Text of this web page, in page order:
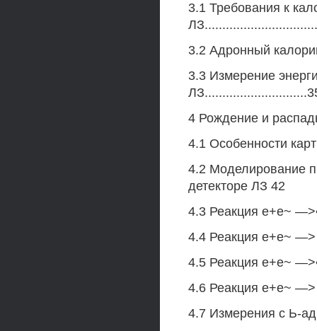
3.1 Требования к
3.2 Адронный
3.3 Измерение
4 Рождение и
4.1 Особенности
4.2 Моделирование
детекторе ЛЗ 42
4.3 Реакция е+е~
4.4 Реакция е+е~ —>
4.5 Реакция е+е~
4.6 Реакция е+е~
4.7 Измерения с Ь-